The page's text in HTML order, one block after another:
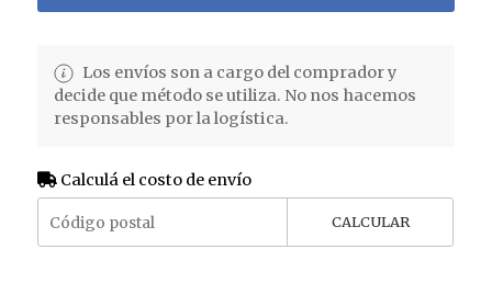
Los envíos son a cargo del comprador y
decide que método se utiliza. No nos hacemos
responsables por la logística.
Calculá el costo de envío
CALCULAR